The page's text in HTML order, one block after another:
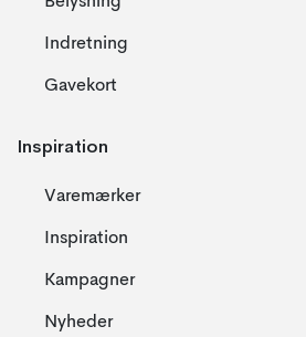
Indretning
Gavekort
Inspiration
Varemærker
Inspiration
Kampagner
Nyheder